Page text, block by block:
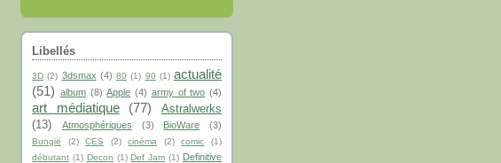
Libellés
3D (2) 3dsmax (4) 80 (1) 90 (1) actualité
(51) album (8) Apple (4) army of two (4)
art médiatique (77)
Astralwerks
(13)
Atmosphériques (3) BioWare (3)
Bungie (2) CES (2) cinéma (2) comic
(1)
débutant (1) Decon (1) Def Jam (1) Definitive